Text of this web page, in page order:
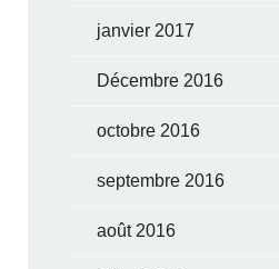
janvier 2017
Décembre 2016
octobre 2016
septembre 2016
août 2016